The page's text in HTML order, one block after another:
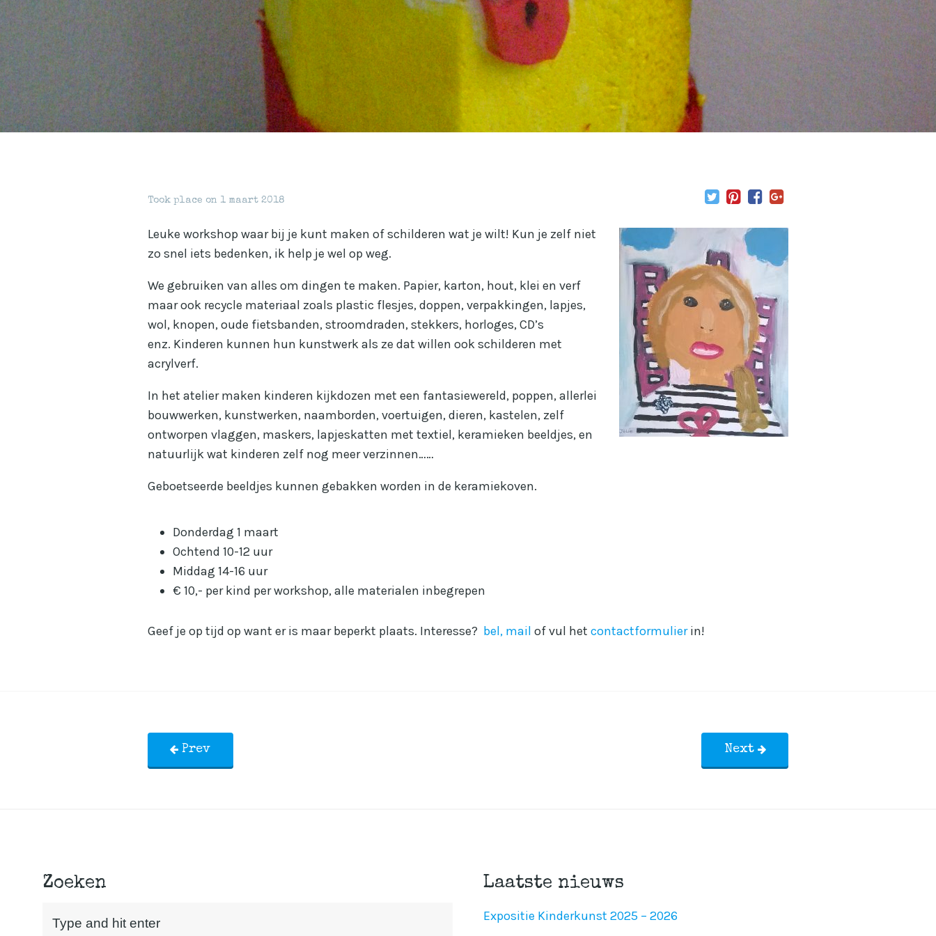
Took place on 1 maart 2018
Leuke workshop waar bij je kunt maken of schilderen wat je wilt! Kun je zelf niet
zo snel iets bedenken, ik help je wel op weg.
We gebruiken van alles om dingen te maken. Papier, karton, hout, klei en verf
maar ook recycle materiaal zoals plastic flesjes, doppen, verpakkingen, lapjes,
wol, knopen, oude fietsbanden, stroomdraden, stekkers, horloges, CD’s
enz. Kinderen kunnen hun kunstwerk als ze dat willen ook schilderen met
acrylverf.
In het atelier maken kinderen kijkdozen met een fantasiewereld, poppen, allerlei
bouwwerken, kunstwerken, naamborden, voertuigen, dieren, kastelen, zelf
ontworpen vlaggen, maskers, lapjeskatten met textiel, keramieken beeldjes, en
natuurlijk wat kinderen zelf nog meer verzinnen……
Geboetseerde beeldjes kunnen gebakken worden in de keramiekoven.
Donderdag 1 maart
Ochtend 10-12 uur
Middag 14-16 uur
€ 10,- per kind per workshop, alle materialen inbegrepen
Geef je op tijd op want er is maar beperkt plaats. Interesse? bel, mail of vul het contactformulierin!
Prev Next
Zoeken Laatste nieuws
Expositie Kinderkunst 2025 – 2026